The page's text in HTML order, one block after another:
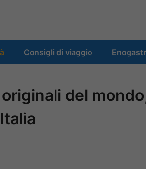
Consigli di viaggio
del